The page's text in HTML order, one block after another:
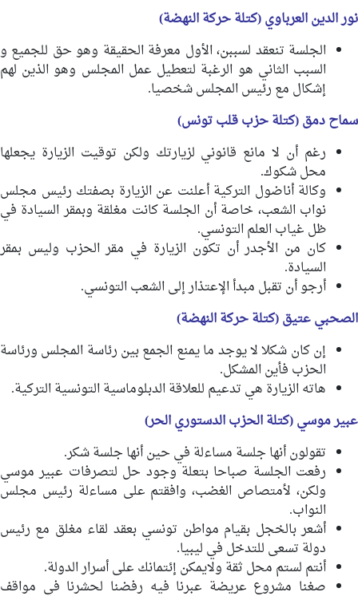
نور الدين العرباوي (كتلة حركة النهضة)
الجلسة تنعقد لسببن، الأول معرفة الحقيقة وهو حق للجميع و
السبب الثاني هو الرغبة لتعطيل عمل المجلس وهو الذين لهم
إشكال مع رئيس المجلس شخصيا.
سماح دمق (كتلة حزب قلب تونس)
رغم أن لا مانع قانوني لزيارتك ولكن توقيت الزيارة يجعلها
محل شكوك.
وكالة أناضول التركية أعلنت عن الزيارة بصفتك رئيس مجلس
نواب الشعب، خاصة أن الجلسة كانت مغلقة وبمقر السيادة في
ظل غياب العلم التونسي.
كان من الأجدر أن تكون الزيارة في مقر الحزب وليس بمقر
السيادة.
أرجو أن تقبل مبدأ الإعتذار إلى الشعب التونسي.
الصحبي عتيق (كتلة حركة النهضة)
إن كان شكلا لا يوجد ما يمنع الجمع بين رئاسة المجلس ورئاسة
الحزب فأين المشكل.
هاته الزيارة هي تدعيم للعلاقة الدبلوماسية التونسية التركية.
عبير موسي (كتلة الحزب الدستوري الحر)
تقولون أنها جلسة مساءلة في حين أنها جلسة شكر.
رفعت الجلسة صباحا بتعلة وجود حل لتصرفات عبير موسي
ولكن، لأمتصاص الغضب، وافقتم على مساءلة رئيس مجلس
النواب.
أشعر بالخجل بقيام مواطن تونسي بعقد لقاء مغلق مع رئيس
دولة تسعى للتدخل في ليبيا.
أنتم لستم محل ثقة ولايمكن إئتمانك على أسرار الدولة.
صغنا مشروع عريضة عبرنا فيه رفضنا لحشرنا في مواقف